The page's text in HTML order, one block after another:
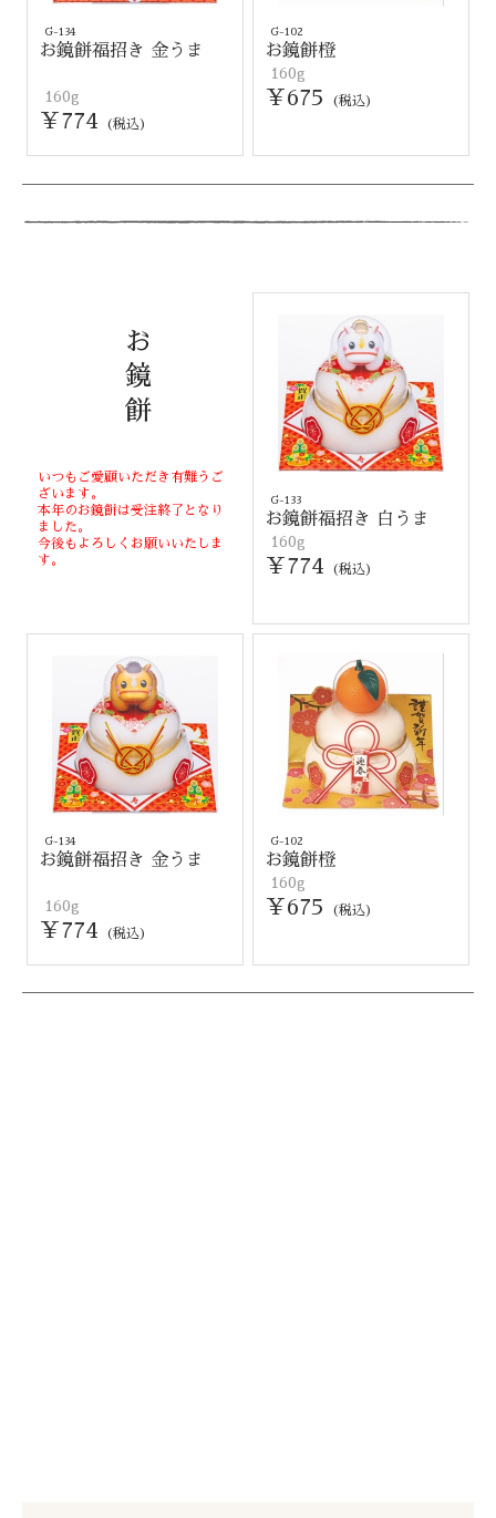
G-134
お鏡餅福招き 金うま
160g
￥774 (税込)
G-102
お鏡餅橙
160g
￥675 (税込)
お
鏡
餅
いつもご愛顧いただき有難うご
ざいます。
本年のお鏡餅は受注終了となり
ました。
今後もよろしくお願いいたしま
す。
G-133
お鏡餅福招き 白うま
160g
￥774 (税込)
G-134
お鏡餅福招き 金うま
160g
￥774 (税込)
G-102
お鏡餅橙
160g
￥675 (税込)